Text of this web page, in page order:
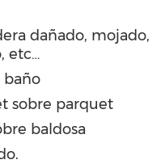
dañado, mojado,
etc…
baño
sobre parquet
baldosa